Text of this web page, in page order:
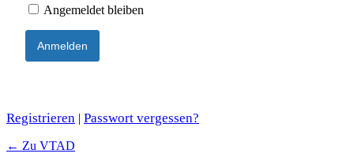
Angemeldet bleiben
Registrieren | Passwort vergessen?
← Zu VTAD